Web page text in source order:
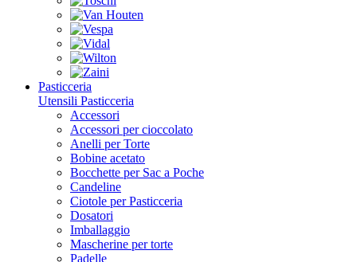
Pasticceria
Utensili Pasticceria
Accessori
Accessori per cioccolato
Anelli per Torte
Bobine acetato
Bocchette per Sac a Poche
Candeline
Ciotole per Pasticceria
Dosatori
Imballaggio
Mascherine per torte
Padelle